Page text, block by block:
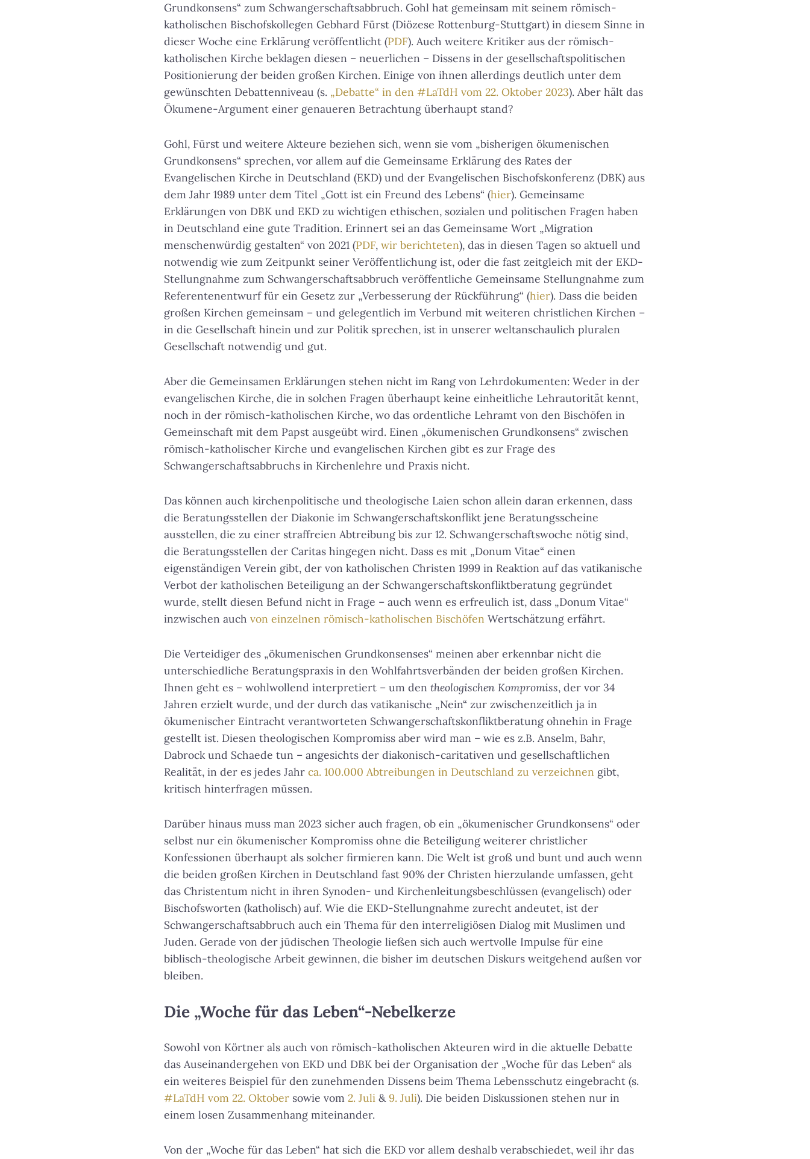
Grundkonsens“ zum Schwangerschaftsabbruch. Gohl hat gemeinsam mit seinem römisch-
katholischen Bischofskollegen Gebhard Fürst (Diözese Rottenburg-Stuttgart) in diesem Sinne in
dieser Woche eine Erklärung veröffentlicht (PDF). Auch weitere Kritiker aus der römisch-
katholischen Kirche beklagen diesen – neuerlichen – Dissens in der gesellschaftspolitischen
Positionierung der beiden großen Kirchen. Einige von ihnen allerdings deutlich unter dem
gewünschten Debattenniveau (s. „Debatte“ in den #LaTdH vom 22. Oktober 2023). Aber hält das
Ökumene-Argument einer genaueren Betrachtung überhaupt stand?
Gohl, Fürst und weitere Akteure beziehen sich, wenn sie vom „bisherigen ökumenischen
Grundkonsens“ sprechen, vor allem auf die Gemeinsame Erklärung des Rates der
Evangelischen Kirche in Deutschland (EKD) und der Evangelischen Bischofskonferenz (DBK) aus
dem Jahr 1989 unter dem Titel „Gott ist ein Freund des Lebens“ (hier). Gemeinsame
Erklärungen von DBK und EKD zu wichtigen ethischen, sozialen und politischen Fragen haben
in Deutschland eine gute Tradition. Erinnert sei an das Gemeinsame Wort „Migration
menschenwürdig gestalten“ von 2021 (PDF, wir berichteten), das in diesen Tagen so aktuell und
notwendig wie zum Zeitpunkt seiner Veröffentlichung ist, oder die fast zeitgleich mit der EKD-
Stellungnahme zum Schwangerschaftsabbruch veröffentliche Gemeinsame Stellungnahme zum
Referentenentwurf für ein Gesetz zur „Verbesserung der Rückführung“ (hier). Dass die beiden
großen Kirchen gemeinsam – und gelegentlich im Verbund mit weiteren christlichen Kirchen –
in die Gesellschaft hinein und zur Politik sprechen, ist in unserer weltanschaulich pluralen
Gesellschaft notwendig und gut.
Aber die Gemeinsamen Erklärungen stehen nicht im Rang von Lehrdokumenten: Weder in der
evangelischen Kirche, die in solchen Fragen überhaupt keine einheitliche Lehrautorität kennt,
noch in der römisch-katholischen Kirche, wo das ordentliche Lehramt von den Bischöfen in
Gemeinschaft mit dem Papst ausgeübt wird. Einen „ökumenischen Grundkonsens“ zwischen
römisch-katholischer Kirche und evangelischen Kirchen gibt es zur Frage des
Schwangerschaftsabbruchs in Kirchenlehre und Praxis nicht.
Das können auch kirchenpolitische und theologische Laien schon allein daran erkennen, dass
die Beratungsstellen der Diakonie im Schwangerschaftskonflikt jene Beratungsscheine
ausstellen, die zu einer straffreien Abtreibung bis zur 12. Schwangerschaftswoche nötig sind,
die Beratungsstellen der Caritas hingegen nicht. Dass es mit „Donum Vitae“ einen
eigenständigen Verein gibt, der von katholischen Christen 1999 in Reaktion auf das vatikanische
Verbot der katholischen Beteiligung an der Schwangerschaftskonfliktberatung gegründet
wurde, stellt diesen Befund nicht in Frage – auch wenn es erfreulich ist, dass „Donum Vitae“
inzwischen auch von einzelnen römisch-katholischen Bischöfen Wertschätzung erfährt.
Die Verteidiger des „ökumenischen Grundkonsenses“ meinen aber erkennbar nicht die
unterschiedliche Beratungspraxis in den Wohlfahrtsverbänden der beiden großen Kirchen.
Ihnen geht es – wohlwollend interpretiert – um den theologischen Kompromiss, der vor 34
Jahren erzielt wurde, und der durch das vatikanische „Nein“ zur zwischenzeitlich ja in
ökumenischer Eintracht verantworteten Schwangerschaftskonfliktberatung ohnehin in Frage
gestellt ist. Diesen theologischen Kompromiss aber wird man – wie es z.B. Anselm, Bahr,
Dabrock und Schaede tun – angesichts der diakonisch-caritativen und gesellschaftlichen
Realität, in der es jedes Jahr ca. 100.000 Abtreibungen in Deutschland zu verzeichnen gibt,
kritisch hinterfragen müssen.
Darüber hinaus muss man 2023 sicher auch fragen, ob ein „ökumenischer Grundkonsens“ oder
selbst nur ein ökumenischer Kompromiss ohne die Beteiligung weiterer christlicher
Konfessionen überhaupt als solcher firmieren kann. Die Welt ist groß und bunt und auch wenn
die beiden großen Kirchen in Deutschland fast 90% der Christen hierzulande umfassen, geht
das Christentum nicht in ihren Synoden- und Kirchenleitungsbeschlüssen (evangelisch) oder
Bischofsworten (katholisch) auf. Wie die EKD-Stellungnahme zurecht andeutet, ist der
Schwangerschaftsabbruch auch ein Thema für den interreligiösen Dialog mit Muslimen und
Juden. Gerade von der jüdischen Theologie ließen sich auch wertvolle Impulse für eine
biblisch-theologische Arbeit gewinnen, die bisher im deutschen Diskurs weitgehend außen vor
bleiben.
Die „Woche für das Leben“-Nebelkerze
Sowohl von Körtner als auch von römisch-katholischen Akteuren wird in die aktuelle Debatte
das Auseinandergehen von EKD und DBK bei der Organisation der „Woche für das Leben“ als
ein weiteres Beispiel für den zunehmenden Dissens beim Thema Lebensschutz eingebracht (s.
#LaTdH vom 22. Oktober sowie vom 2. Juli &9. Juli). Die beiden Diskussionen stehen nur in
einem losen Zusammenhang miteinander.
Von der „Woche für das Leben“ hat sich die EKD vor allem deshalb verabschiedet, weil ihr das